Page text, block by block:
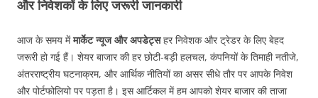
और निवेशकों के लिए जरूरी जानकारी
आज के समय मेंमार्केट न्यूज और अपडेट्सहर निवेशक और ट्रेडर के लिए बेहद
जरूरी हो गई हैं। शेयर बाजार की हर छोटी-बड़ी हलचल, कंपनियों के तिमाही नतीजे,
अंतरराष्ट्रीय घटनाक्रम, और आर्थिक नीतियों का असर सीधे तौर पर आपके निवेश
और पोर्टफोलियो पर पड़ता है। इस आर्टिकल में हम आपको शेयर बाजार की ताजा